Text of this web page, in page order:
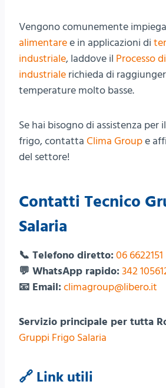
Vengono comunemente
alimentaree in applicazioni di
industriale, laddove il Processo
industriale richieda di
temperature molto basse.
Se hai bisogno di assistenza
frigo, contatta Clima Groupe
del settore!
Contatti Tecnico
Salaria
📞 Telefono diretto: 06 6622151
💬 WhatsApp rapido: 342
📧 Email: climagroup@libero.it
Servizio principale per tutta
Gruppi Frigo Salaria
🔗 Link utili